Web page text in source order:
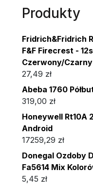
Produkty
Fridrich&Fridrich
F&F Firecrest -
Czerwony/
27,49 zł
Abeba 1760
319,00 zł
Honeywell Rt10A
Android
17259,29 zł
Donegal Ozdoby
Fa5614 Mix
5,45 zł